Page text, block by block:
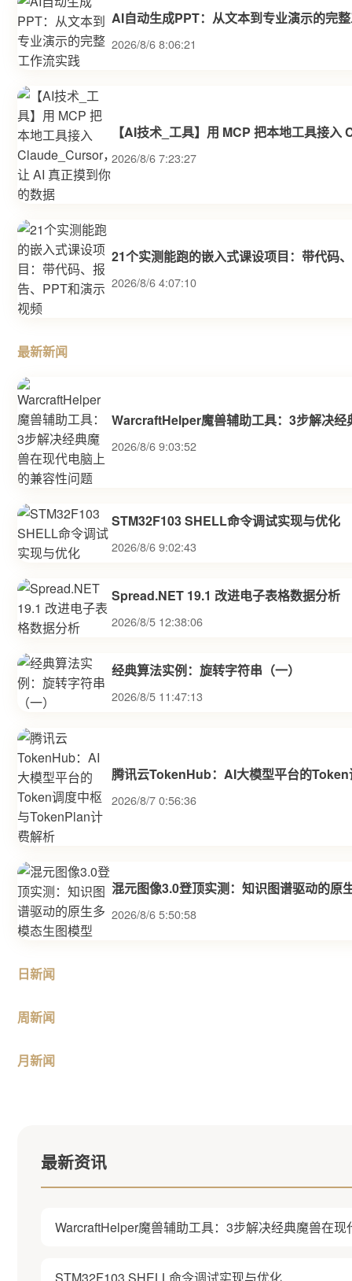
AI自动生成PPT：从文本到专业演示的完
2026/8/6 8:06:21
【AI技术_工具】用 MCP 把本地工具接
2026/8/6 7:23:27
21个实测能跑的嵌入式课设项目：带代码
2026/8/6 4:07:10
最新新闻
WarcraftHelper魔兽辅助工具：3步解决
2026/8/6 9:03:52
STM32F103 SHELL命令调试实现与优化
2026/8/6 9:02:43
Spread.NET 19.1 改进电子表格数据分析
2026/8/5 12:38:06
经典算法实例：旋转字符串（一）
2026/8/5 11:47:13
腾讯云TokenHub：AI大模型平台的
2026/8/7 0:56:36
混元图像3.0登顶实测：知识图谱驱动的原
2026/8/6 5:50:58
日新闻
周新闻
月新闻
最新资讯
WarcraftHelper魔兽辅助工具：3步解决经典魔兽在